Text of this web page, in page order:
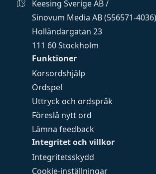
Funktioner
Korsordshjälp
Ordspel
Uttryck och ordspråk
Föreslå nytt ord
Lämna feedback
Integritet och villkor
Integritetsskydd
Cookie-inställningar
Keesing Sverige AB /
Sinovum Media AB (556571-4036)
Holländargatan 23
111 60 Stockholm